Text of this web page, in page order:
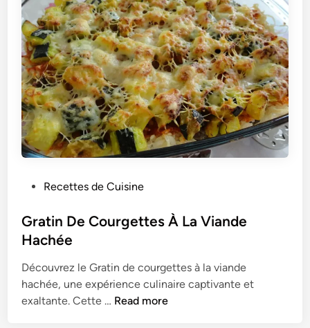
s
t
d
i
n
Recettes de Cuisine
Gratin De Courgettes À La Viande
Hachée
Découvrez le Gratin de courgettes à la viande
hachée, une expérience culinaire captivante et
exaltante. Cette … G
Read more